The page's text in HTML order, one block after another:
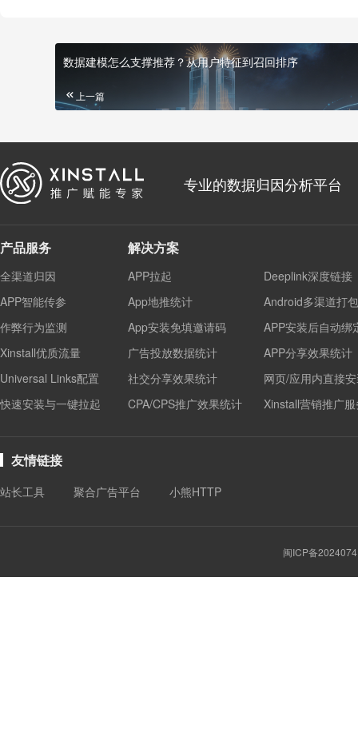
数据建模怎么支撑推荐？从用户特征到召回排序
上一篇
专业的数据归因分析平台
产品服务
全渠道归因
APP智能传参
作弊行为监测
Xinstall优质流量
Universal Links配置
快速安装与一键拉起
解决方案
APP拉起
Deeplink深度链接
App地推统计
Android多渠道打包
App安装免填邀请码
APP安装后自动绑
广告投放数据统计
APP分享效果统计
社交分享效果统计
网页/应用内直接
CPA/CPS推广效果统计
Xinstall营销推广
友情链接
站长工具 聚合广告平台 小熊HTTP
闽ICP备